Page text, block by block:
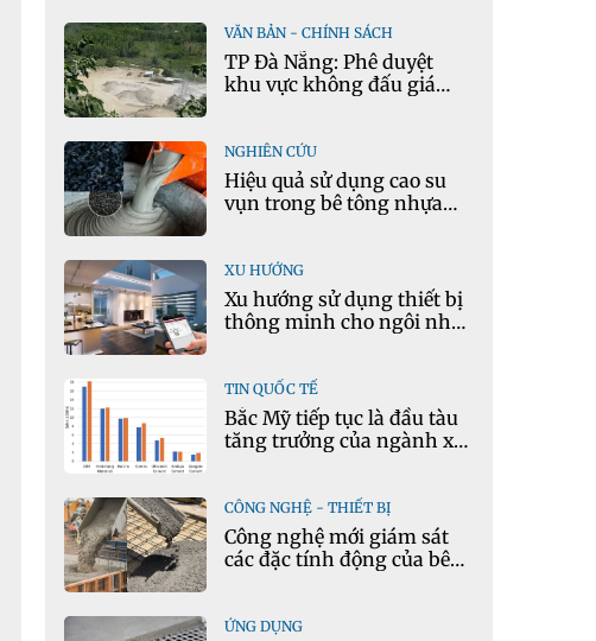
VĂN BẢN - CHÍNH SÁCH
TP Đà Nẵng: Phê duyệt
khu vực không đấu giá
NGHIÊN CỨU
Hiệu quả sử dụng cao su
vụn trong bê tông nhựa
XU HƯỚNG
Xu hướng sử dụng thiết bị
thông minh cho ngôi nhà
TIN QUỐC TẾ
Bắc Mỹ tiếp tục là đầu tàu
tăng trưởng của ngành xi
CÔNG NGHỆ - THIẾT BỊ
Công nghệ mới giám sát
các đặc tính động của bê
ỨNG DỤNG